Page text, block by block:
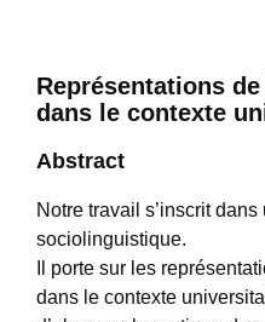
Représentations de
dans le contexte
Abstract
Notre travail s’inscrit
sociolinguistique.
Il porte sur les
dans le contexte